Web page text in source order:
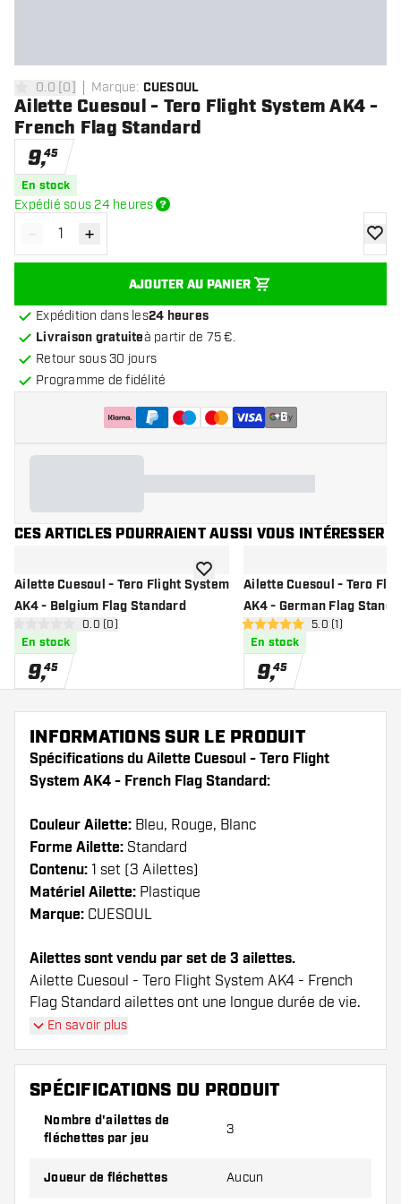
0 étoiles de notation
0.0 [0] Marque: CUESOUL
Ailette Cuesoul - Tero Flight System AK4 -
French Flag Standard
9,45
En stock
Expédié sous 24 heures
Diminuer la quantité
- Augmenter la quantité
+
AJOUTER AU PANIER
Expédition dans les24 heures
Livraison gratuiteà partir de 75 €.
Retour sous 30 jours
Programme de fidélité
+6
CES ARTICLES POURRAIENT AUSSI VOUS INTÉRESSER
Ailette Cuesoul - Tero Flight System
AK4 - Belgium Flag Standard
ouvrir le panneau des avis
0 étoiles de notation
0.0 (0)
En stock
9,45
ajouter à la liste de souhaits
Ailette Cuesoul - Tero
AK4 - German Flag
ouvrir le
5 étoiles de notation
5.0 (1)
En stock
9,45
INFORMATIONS SUR LE PRODUIT
Spécifications du Ailette Cuesoul - Tero Flight
System AK4 - French Flag Standard:
Couleur Ailette: Bleu, Rouge, Blanc
Forme Ailette: Standard
Contenu: 1 set (3 Ailettes)
Matériel Ailette: Plastique
Marque: CUESOUL
Ailettes sont vendu par set de 3 ailettes.
Ailette Cuesoul - Tero Flight System AK4 - French
Flag Standard ailettes ont une longue durée de vie.
Ces ailettes ne peuvent être utilisées qu'avec les
tiges Cuesoul.
Conseil de Dartshopper !
Veillez à disposer d'un grand nombre d'ailettes
et de tiges. Ils peuvent être endommagés ou
cassés à l'usage.
En savoir plus
SPÉCIFICATIONS DU PRODUIT
Nombre d'ailettes de
fléchettes par jeu
3
Joueur de fléchettes Aucun